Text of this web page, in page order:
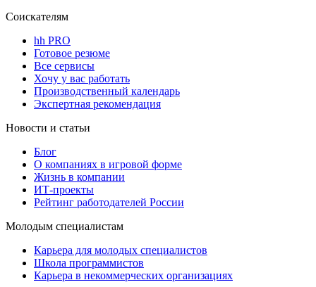
Соискателям
hh PRO
Готовое резюме
Все сервисы
Хочу у вас работать
Производственный календарь
Экспертная рекомендация
Новости и статьи
Блог
О компаниях в игровой форме
Жизнь в компании
ИТ-проекты
Рейтинг работодателей России
Молодым специалистам
Карьера для молодых специалистов
Школа программистов
Карьера в некоммерческих организациях